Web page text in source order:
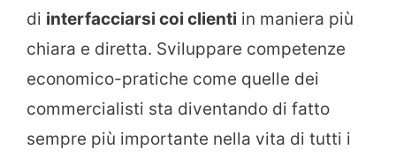
di interfacciarsi coi clienti in maniera più
chiara e diretta. Sviluppare competenze
economico-pratiche come quelle dei
commercialisti sta diventando di fatto
sempre più importante nella vita di tutti i